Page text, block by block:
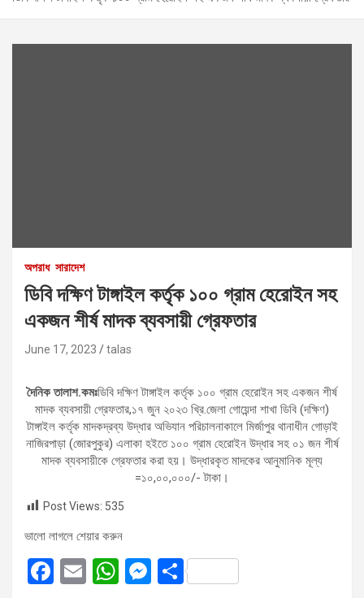
অপরাধ সারাদেশ
ডিবি দক্ষিণ টাঙ্গাইল কর্তৃক ১০০ গ্রাম হেরোইন সহ
একজন শীর্ষ মাদক ব্যবসায়ী গ্রেফতার
June 17, 2023 talas
দৈনিক তালাশ.কমঃডিবি দক্ষিণ টাঙ্গাইল কর্তৃক ১০০ গ্রাম হেরোইন সহ একজন শীর্ষ
মাদক ব্যবসায়ী গ্রেফতার,১৭ জুন ২০২৩ খ্রি.জেলা গোয়েন্দা শাখা ডিবি (দক্ষিণ)
টাঙ্গাইল কর্তৃক মাদকদ্রব্য উদ্ধার অভিযান পরিচালনাকালে মির্জাপুর থানাধীন গোড়াই
নাজিরপাড়া (জোরপুকুর) এলাকা হইতে ১০০ গ্রাম হেরোইন উদ্ধার সহ ০১ জন শীর্ষ
মাদক ব্যবসায়ীকে গ্রেফতার করা হয়। উদ্ধারকৃত মাদকের আনুমানিক মূল্য
=১০,০০,০০০/- টাকা।
Post Views: 535
ভালো লাগলে শেয়ার করুন
F
E
W M S